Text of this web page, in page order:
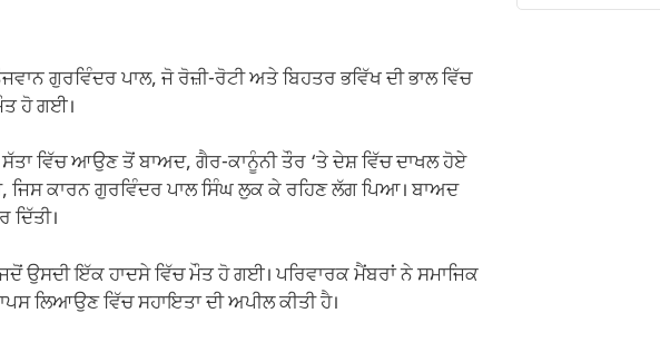
ਗੁਰਵਿੰਦਰ ਪਾਲ, ਜੋ ਰੋਜ਼ੀ-ਰੋਟੀ ਅਤੇ ਬਿਹਤਰ ਭਵਿੱਖ ਦੀ ਭਾਲ ਵਿੱਚ
ਹੋ ਗਈ।
ਵਿੱਚ ਆਉਣ ਤੋਂ ਬਾਅਦ, ਗੈਰ-ਕਾਨੂੰਨੀ ਤੌਰ ‘ਤੇ ਦੇਸ਼ ਵਿੱਚ ਦਾਖਲ ਹੋਏ
ਜਿਸ ਕਾਰਨ ਗੁਰਵਿੰਦਰ ਪਾਲ ਸਿੰਘ ਲੁਕ ਕੇ ਰਹਿਣ ਲੱਗ ਪਿਆ। ਬਾਅਦ
ਉਸਦੀ ਇੱਕ ਹਾਦਸੇ ਵਿੱਚ ਮੌਤ ਹੋ ਗਈ। ਪਰਿਵਾਰਕ ਮੈਂਬਰਾਂ ਨੇ ਸਮਾਜਿਕ
ਲਿਆਉਣ ਵਿੱਚ ਸਹਾਇਤਾ ਦੀ ਅਪੀਲ ਕੀਤੀ ਹੈ।